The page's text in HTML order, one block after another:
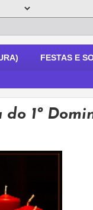
FESTAS E
1º